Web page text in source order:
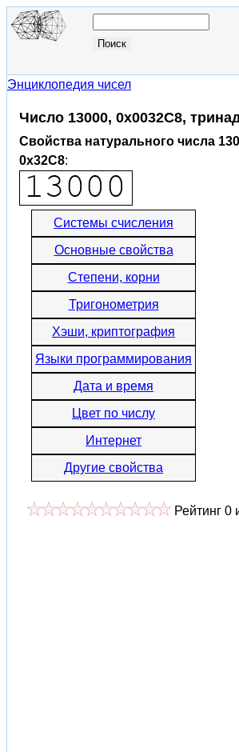
Энциклопедия чисел
Число 13000, 0x0032C8,
Свойства натурального числа
0x32C8:
Системы счисления
Основные свойства
Степени, корни
Тригонометрия
Хэши, криптография
Языки программирования
Дата и время
Цвет по числу
Интернет
Другие свойства
Рейтинг 0